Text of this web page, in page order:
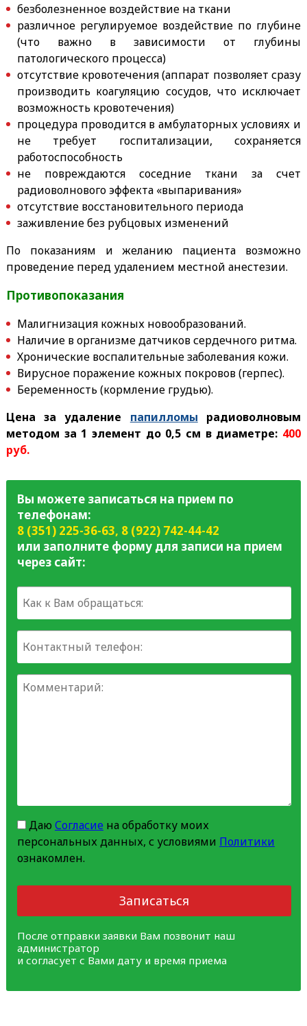
безболезненное воздействие на ткани
различное регулируемое воздействие по глубине
(что важно в зависимости от глубины
патологического процесса)
отсутствие кровотечения (аппарат позволяет сразу
производить коагуляцию сосудов, что исключает
возможность кровотечения)
процедура проводится в амбулаторных условиях и
не требует госпитализации, сохраняется
работоспособность
не повреждаются соседние ткани за счет
радиоволнового эффекта «выпаривания»
отсутствие восстановительного периода
заживление без рубцовых изменений
По показаниям и желанию пациента возможно
проведение перед удалением местной анестезии.
Противопоказания
Малигнизация кожных новообразований.
Наличие в организме датчиков сердечного ритма.
Хронические воспалительные заболевания кожи.
Вирусное поражение кожных покровов (герпес).
Беременность (кормление грудью).
Цена за удаление папилломы радиоволновым
методом за 1 элемент до 0,5 см в диаметре: 400
руб.
Вы можете записаться на прием по
телефонам:
8 (351) 225-36-63, 8 (922) 742-44-42
или заполните форму для записи на прием
через сайт:
Даю Согласиена обработку моих
персональных данных, с условиями Политики
ознакомлен.
Записаться
После отправки заявки Вам позвонит наш
администратор
и согласует с Вами дату и время приема